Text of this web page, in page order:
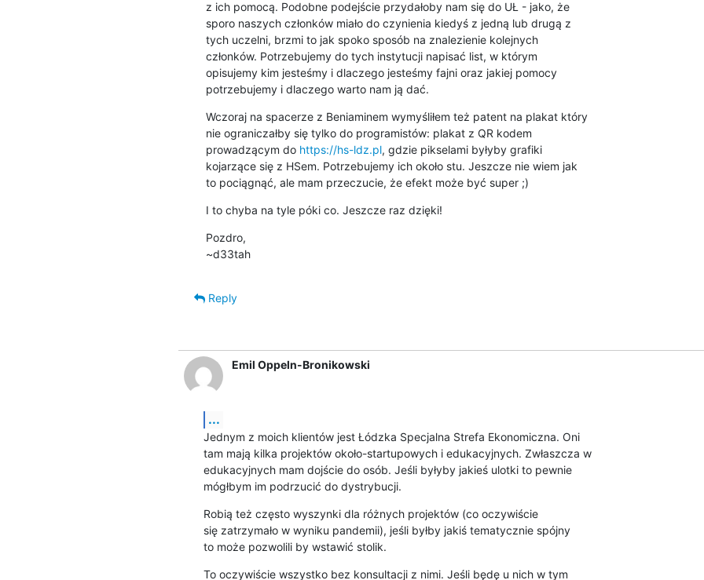
z ich pomocą. Podobne podejście przydałoby nam się do UŁ - jako, że
sporo naszych członków miało do czynienia kiedyś z jedną lub drugą z
tych uczelni, brzmi to jak spoko sposób na znalezienie kolejnych
członków. Potrzebujemy do tych instytucji napisać list, w którym
opisujemy kim jesteśmy i dlaczego jesteśmy fajni oraz jakiej pomocy
potrzebujemy i dlaczego warto nam ją dać.
Wczoraj na spacerze z Beniaminem wymyśliłem też patent na plakat który
nie ograniczałby się tylko do programistów: plakat z QR kodem
prowadzącym do https://hs-ldz.pl, gdzie pikselami byłyby grafiki
kojarzące się z HSem. Potrzebujemy ich około stu. Jeszcze nie wiem jak
to pociągnąć, ale mam przeczucie, że efekt może być super ;)
I to chyba na tyle póki co. Jeszcze raz dzięki!
Pozdro,
~d33tah
Reply
Emil Oppeln-Bronikowski
...
Jednym z moich klientów jest Łódzka Specjalna Strefa Ekonomiczna. Oni
tam mają kilka projektów około-startupowych i edukacyjnych. Zwłaszcza w
edukacyjnych mam dojście do osób. Jeśli byłyby jakieś ulotki to pewnie
mógłbym im podrzucić do dystrybucji.
Robią też często wyszynki dla różnych projektów (co oczywiście
się zatrzymało w wyniku pandemii), jeśli byłby jakiś tematycznie spójny
to może pozwolili by wstawić stolik.
To oczywiście wszystko bez konsultacji z nimi. Jeśli będę u nich w tym